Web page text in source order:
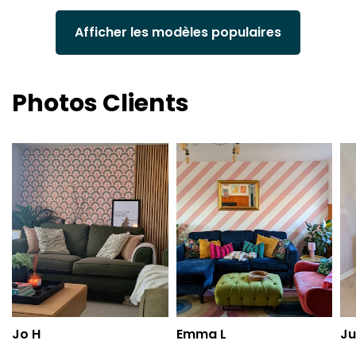
Afficher les modèles populaires
Photos Clients
Jo H Emma L